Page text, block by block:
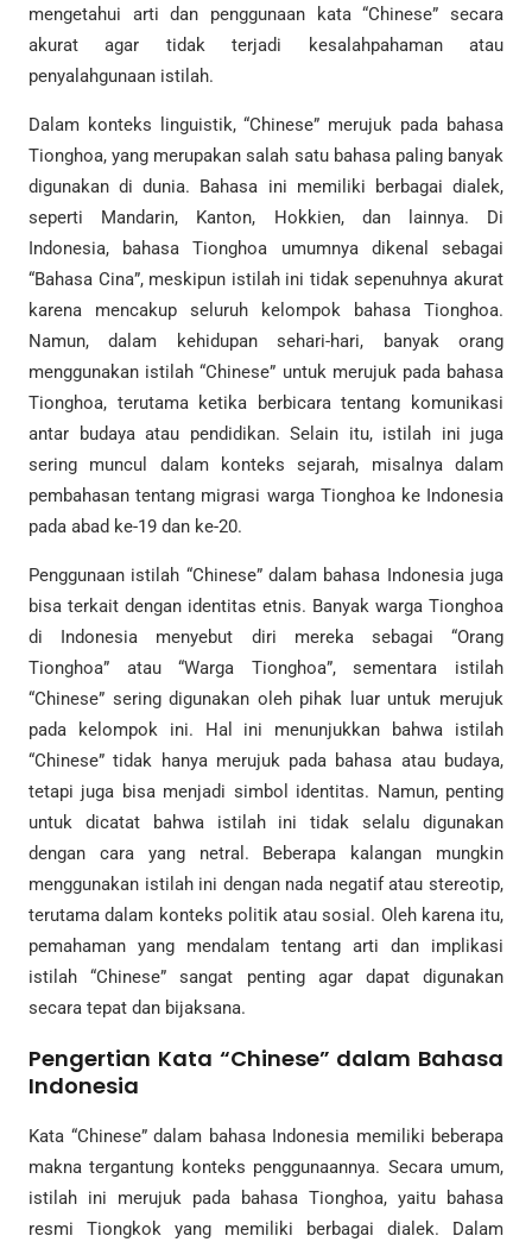
mengetahui arti dan penggunaan kata “Chinese” secara
akurat agar tidak terjadi kesalahpahaman atau
penyalahgunaan istilah.
Dalam konteks linguistik, “Chinese” merujuk pada bahasa
Tionghoa, yang merupakan salah satu bahasa paling banyak
digunakan di dunia. Bahasa ini memiliki berbagai dialek,
seperti Mandarin, Kanton, Hokkien, dan lainnya. Di
Indonesia, bahasa Tionghoa umumnya dikenal sebagai
“Bahasa Cina”, meskipun istilah ini tidak sepenuhnya akurat
karena mencakup seluruh kelompok bahasa Tionghoa.
Namun, dalam kehidupan sehari-hari, banyak orang
menggunakan istilah “Chinese” untuk merujuk pada bahasa
Tionghoa, terutama ketika berbicara tentang komunikasi
antar budaya atau pendidikan. Selain itu, istilah ini juga
sering muncul dalam konteks sejarah, misalnya dalam
pembahasan tentang migrasi warga Tionghoa ke Indonesia
pada abad ke-19 dan ke-20.
Penggunaan istilah “Chinese” dalam bahasa Indonesia juga
bisa terkait dengan identitas etnis. Banyak warga Tionghoa
di Indonesia menyebut diri mereka sebagai “Orang
Tionghoa” atau “Warga Tionghoa”, sementara istilah
“Chinese” sering digunakan oleh pihak luar untuk merujuk
pada kelompok ini. Hal ini menunjukkan bahwa istilah
“Chinese” tidak hanya merujuk pada bahasa atau budaya,
tetapi juga bisa menjadi simbol identitas. Namun, penting
untuk dicatat bahwa istilah ini tidak selalu digunakan
dengan cara yang netral. Beberapa kalangan mungkin
menggunakan istilah ini dengan nada negatif atau stereotip,
terutama dalam konteks politik atau sosial. Oleh karena itu,
pemahaman yang mendalam tentang arti dan implikasi
istilah “Chinese” sangat penting agar dapat digunakan
secara tepat dan bijaksana.
Pengertian Kata “Chinese” dalam Bahasa
Indonesia
Kata “Chinese” dalam bahasa Indonesia memiliki beberapa
makna tergantung konteks penggunaannya. Secara umum,
istilah ini merujuk pada bahasa Tionghoa, yaitu bahasa
resmi Tiongkok yang memiliki berbagai dialek. Dalam